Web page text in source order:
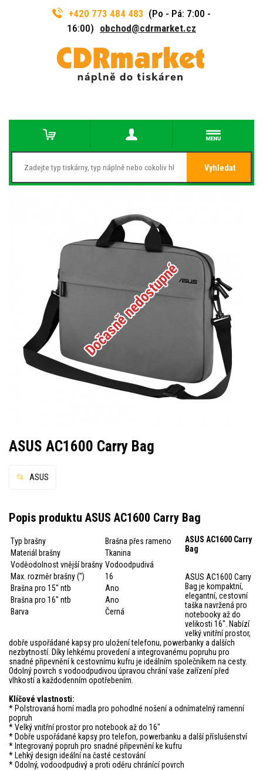
+420 773 484 483 (Po - Pá: 7:00 -
16:00) obchod@cdrmarket.cz
Vyhledat
Dočasně nedostupné
ASUS AC1600 Carry Bag
ASUS
Popis produktu ASUS AC1600 Carry Bag
Typ brašny
Brašna přes rameno
Materiál brašny
Tkanina
Voděodolnost vnější brašny Vodoodpudivá
Max. rozměr brašny (")
16
Brašna pro 15" ntb
Ano
Brašna pro 16" ntb
Ano
Barva
Černá
ASUS AC1600 Carry
Bag
ASUS AC1600 Carry
Bag je kompaktní,
elegantní, cestovní
taška navržená pro
notebooky až do
velikosti 16". Nabízí
velký vnitřní prostor,
dobře uspořádané kapsy pro uložení telefonu, powerbanky a dalších
nezbytností. Díky lehkému provedení a integrovanému popruhu pro
snadné připevnění k cestovnímu kufru je ideálním společníkem na cesty.
Odolný povrch s vodoodpudivou úpravou chrání vaše zařízení před
vlhkostí a každodenním opotřebením.
Klíčové vlastnosti:
* Polstrovaná horní madla pro pohodlné nošení a odnímatelný ramenní
popruh
* Velký vnitřní prostor pro notebook až do 16"
* Dobře uspořádané kapsy pro telefon, powerbanku a další příslušenství
* Integrovaný popruh pro snadné připevnění ke kufru
* Lehký design ideální na časté cestování
* Odolný, vodoodpudivý a proti oděru chránící povrch